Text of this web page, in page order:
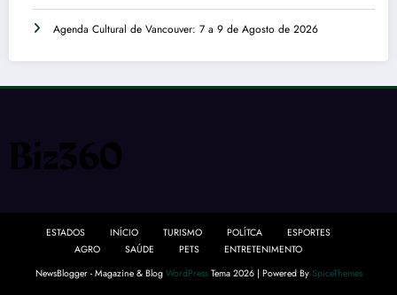
Agenda Cultural de Vancouver: 7 a 9 de Agosto de 2026
ESTADOS INÍCIO TURISMO POLÍTCA
ESPORTES
AGRO
SAÚDE PETS
ENTRETENIMENTO
NewsBlogger - Magazine & Blog WordPressTema 2026 | Powered By SpiceThemes